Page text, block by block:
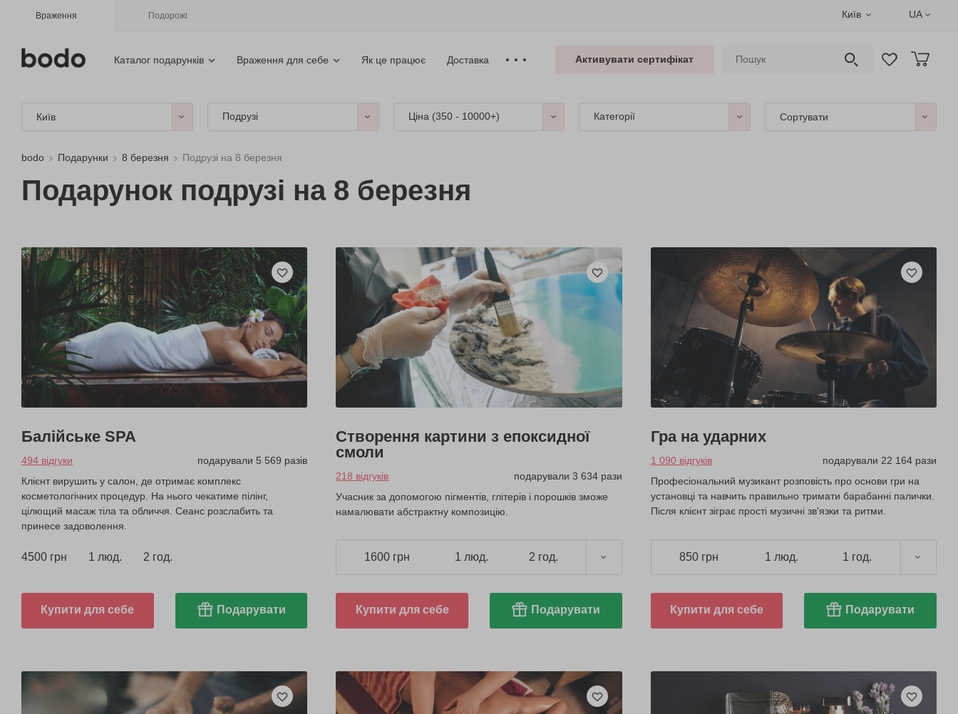
Враження Подорожі Київ UA
Каталог подарунків Враження для себе Як це працює Доставка Активувати сертифікат
Київ Подрузі Ціна (350 - 10000+) Категорії Сортувати
bodo Подарунки 8 березня Подрузі на 8 березня
Подарунок подрузі на 8 березня
Балійське SPA
494 відгуки
подарували 5 569 разів
Клієнт вирушить у салон, де отримає комплекс
косметологічних процедур. На нього чекатиме пілінг,
цілющий масаж тіла та обличчя. Сеанс розслабить та
принесе задоволення.
4500 грн 1 люд. 2 год.
Купити для себе Подарувати
Створення картини з епоксидної
смоли
218 відгуків
подарували 3 634 рази
Учасник за допомогою пігментів, глітерів і порошків зможе
намалювати абстрактну композицію.
1600 грн 1 люд. 2 год.
Купити для себе Подарувати
Гра на ударних
1 090 відгуків
подарували 22 164 рази
Професіональний музикант розповість про основи гри на
установці та навчить правильно тримати барабанні палички.
Після клієнт зіграє прості музичні зв'язки та ритми.
850 грн 1 люд. 1 год.
Купити для себе Подарувати